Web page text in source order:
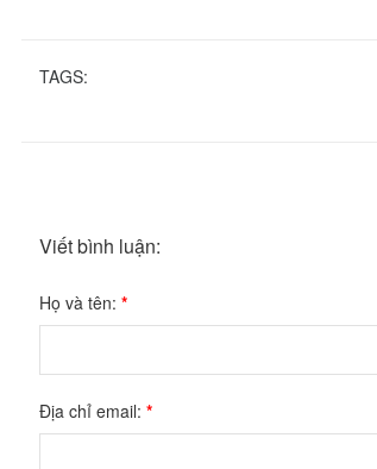
TAGS:
Viết bình luận:
Họ và tên: *
Địa chỉ email: *